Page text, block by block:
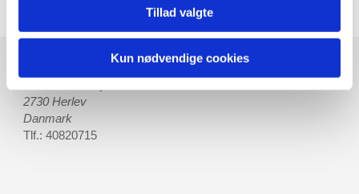
Tillad valgte
Kun nødvendige cookies
2730 Herlev
Danmark
Tlf.: 40820715